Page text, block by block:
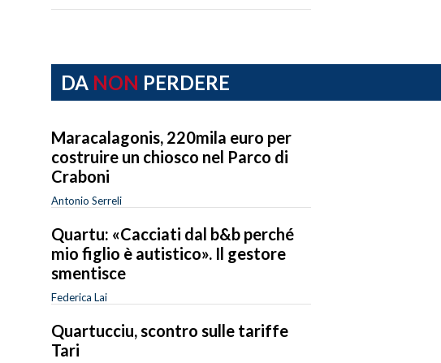
DA NON PERDERE
Maracalagonis, 220mila euro per
costruire un chiosco nel Parco di
Craboni
Antonio Serreli
Quartu: «Cacciati dal b&b perché
mio figlio è autistico». Il gestore
smentisce
Federica Lai
Quartucciu, scontro sulle tariffe
Tari